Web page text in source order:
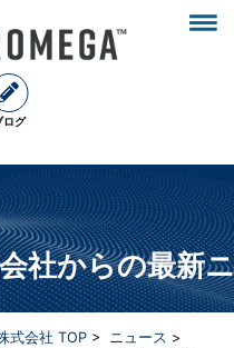
ログ
社からの最新
式会社 TOP> ニュース >